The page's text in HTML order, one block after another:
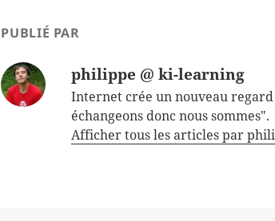
PUBLIÉ PAR
philippe @ ki-learning
Internet crée un nouveau
échangeons donc nous sommes".
Afficher tous les articles par